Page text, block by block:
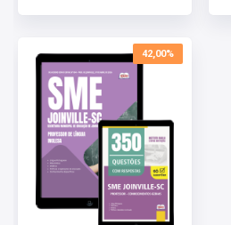
42,00%